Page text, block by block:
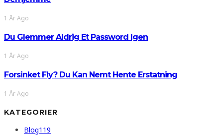
1 År Ago
Du Glemmer Aldrig Et Password Igen
1 År Ago
Forsinket Fly? Du Kan Nemt Hente Erstatning
1 År Ago
KATEGORIER
Blog119